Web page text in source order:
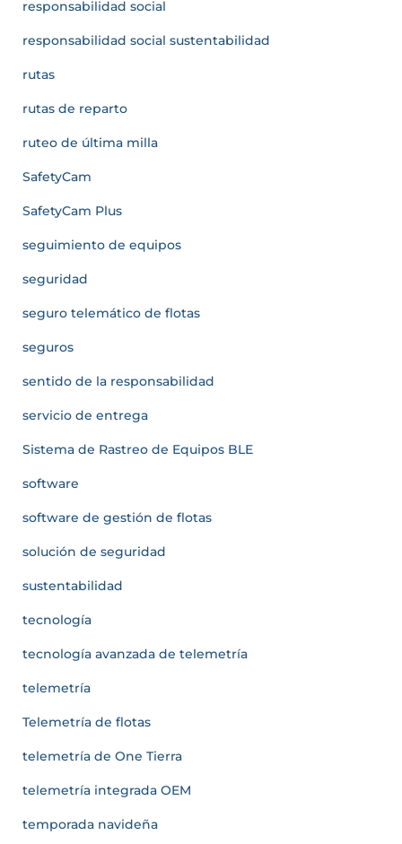
responsabilidad social
responsabilidad social sustentabilidad
rutas
rutas de reparto
ruteo de última milla
SafetyCam
SafetyCam Plus
seguimiento de equipos
seguridad
seguro telemático de flotas
seguros
sentido de la responsabilidad
servicio de entrega
Sistema de Rastreo de Equipos BLE
software
software de gestión de flotas
solución de seguridad
sustentabilidad
tecnología
tecnología avanzada de telemetría
telemetría
Telemetría de flotas
telemetría de One Tierra
telemetría integrada OEM
temporada navideña